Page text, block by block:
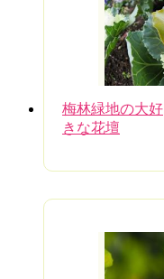
梅林緑地の大好
きな花壇